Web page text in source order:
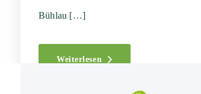
Bühlau […]
Weiterlesen